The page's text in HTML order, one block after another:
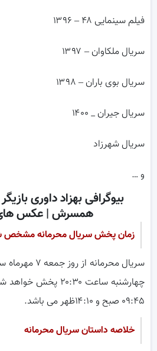
فیلم سینمایی ۴۸ – ۱۳۹۶
سریال ملکاوان – ۱۳۹۷
سریال بوی باران – ۱۳۹۸
سریال جیران _ ۱۴۰۰
سریال شهرزاد
و …
بیوگرافی بهزاد داوری
همسرش | عکس
زمان پخش سریال محرمانه مشخص
۰۹:۴۵ صبح و ۱۴:۱۰ظهر می باشد.
خلاصه داستان سریال محرمانه